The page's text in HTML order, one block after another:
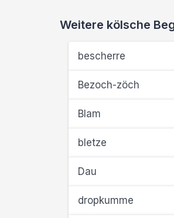
Weitere kölsche
bescherre
Bezoch-zöch
Blam
bletze
Dau
dropkumme